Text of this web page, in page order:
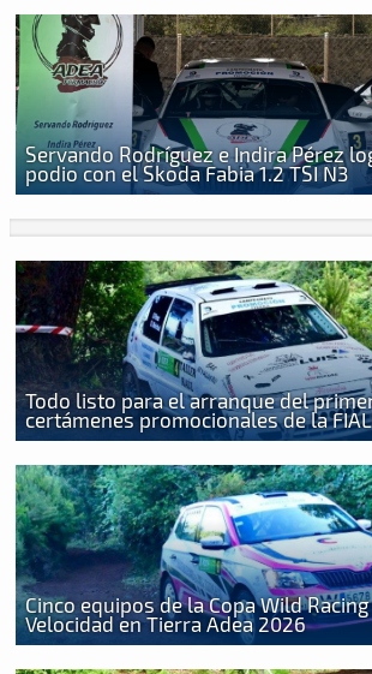
Servando Rodríguez e Indira Pérez
podio con el Skoda Fabia 1.2 TSI N3
Todo listo para el arranque del
certámenes promocionales de la
Cinco equipos de la Copa Wild
Velocidad en Tierra Adea 2026